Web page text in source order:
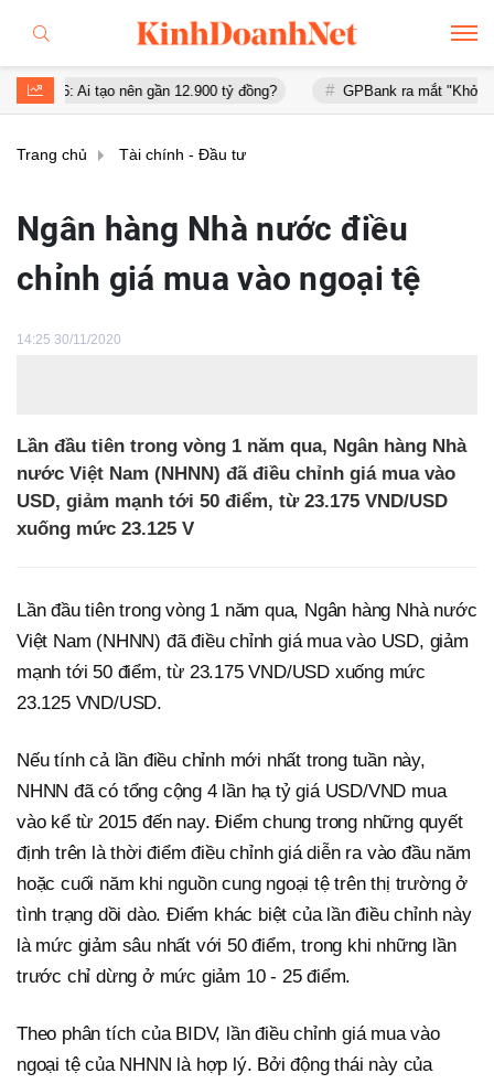
Ai tạo nên gần 12.900 tỷ đồng? GPBank ra mắt "Khởi đầu an
Trang chủ Tài chính - Đầu tư
Ngân hàng Nhà nước điều
chỉnh giá mua vào ngoại tệ
14:25 30/11/2020
Lần đầu tiên trong vòng 1 năm qua, Ngân hàng Nhà
nước Việt Nam (NHNN) đã điều chỉnh giá mua vào
USD, giảm mạnh tới 50 điểm, từ 23.175 VND/USD
xuống mức 23.125 V
Lần đầu tiên trong vòng 1 năm qua, Ngân hàng Nhà nước
Việt Nam (NHNN) đã điều chỉnh giá mua vào USD, giảm
mạnh tới 50 điểm, từ 23.175 VND/USD xuống mức
23.125 VND/USD.
Nếu tính cả lần điều chỉnh mới nhất trong tuần này,
NHNN đã có tổng cộng 4 lần hạ tỷ giá USD/VND mua
vào kể từ 2015 đến nay. Điểm chung trong những quyết
định trên là thời điểm điều chỉnh giá diễn ra vào đầu năm
hoặc cuối năm khi nguồn cung ngoại tệ trên thị trường ở
tình trạng dồi dào. Điểm khác biệt của lần điều chỉnh này
là mức giảm sâu nhất với 50 điểm, trong khi những lần
trước chỉ dừng ở mức giảm 10 - 25 điểm.
Theo phân tích của BIDV, lần điều chỉnh giá mua vào
ngoại tệ của NHNN là hợp lý. Bởi động thái này của